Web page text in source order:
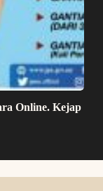
Online. Kejap